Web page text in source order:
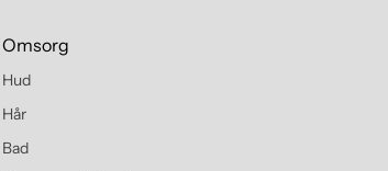
Omsorg
Hud
Hår
Bad